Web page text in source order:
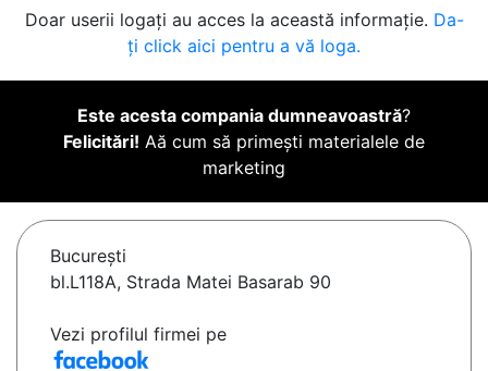
Doar userii logați au acces la această informație. Da-
ți click aici pentru a vă loga.
Este acesta compania dumneavoastră?
Felicitări! Aă cum să primești materialele de
marketing
Bucureşti
bl.L118A, Strada Matei Basarab 90
Vezi profilul firmei pe